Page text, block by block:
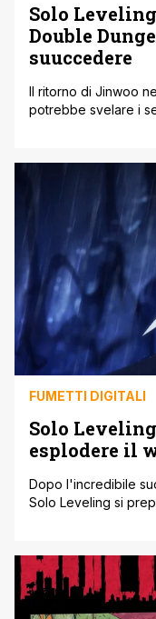
Solo
Double
suuccedere
Il ritorno di Jinwoo
potrebbe svelare i
Dungeon, il punto di
Hunter E-Rank a
ricche [']
FUMETTI DIGITALI
Solo
esplodere il
Dopo l'incredibile
Solo Leveling si
pubblico è già in
potrebbe far
appassionati.